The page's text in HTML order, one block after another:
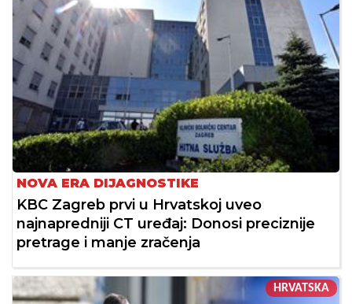
NOVA ERA DIJAGNOSTIKE
KBC Zagreb prvi u Hrvatskoj uveo
najnapredniji CT uređaj: Donosi preciznije
pretrage i manje zračenja
HRVATSKA